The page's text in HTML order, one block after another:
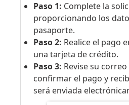
Paso 1: Complete la
proporcionando los
pasaporte.
Paso 2: Realice el pago
una tarjeta de crédito.
Paso 3: Revise su
confirmar el pago y
será enviada